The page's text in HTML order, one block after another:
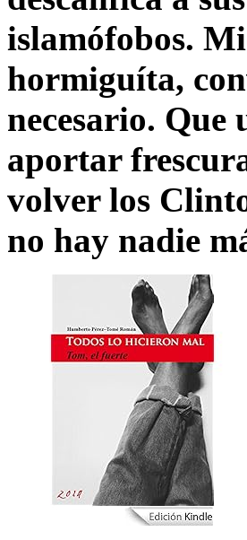
islamófobos.
hormiguíta,
necesario.
aportar
volver los
no hay nadie